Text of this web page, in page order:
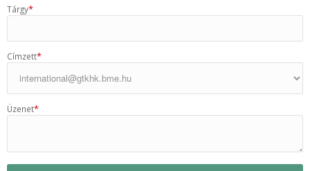
Tárgy*
Címzett*
Üzenet*